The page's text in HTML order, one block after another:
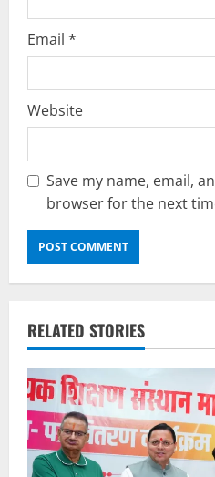
Email *
Website
Save my name, email,
browser for the next
RELATED STORIES